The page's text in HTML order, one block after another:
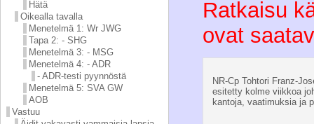
Hätä
Oikealla tavalla
Menetelmä 1: Wr JWG
Tapa 2: - SHG
Menetelmä 3: - MSG
Menetelmä 4: - ADR
- ADR-testi pyynnöstä
Menetelmä 5: SVA GW
AOB
Vastuu
Ratkaisu
ovat
NR-Cp Tohtori Franz-
esitetty kolme viikkoa
kantoja, vaatimuksia ja